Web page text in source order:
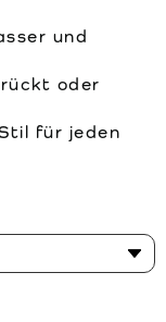
und
oder
für jeden